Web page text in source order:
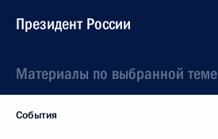
Президент России
Материалы по выбранной теме
События